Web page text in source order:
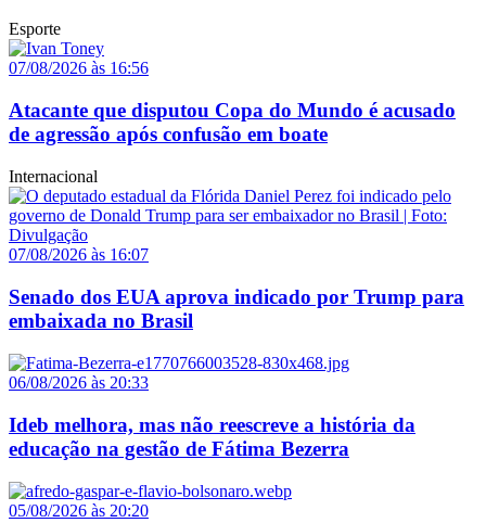
Esporte
07/08/2026 às 16:56
Atacante que disputou Copa do Mundo é acusado
de agressão após confusão em boate
Internacional
07/08/2026 às 16:07
Senado dos EUA aprova indicado por Trump para
embaixada no Brasil
06/08/2026 às 20:33
Ideb melhora, mas não reescreve a história da
educação na gestão de Fátima Bezerra
05/08/2026 às 20:20